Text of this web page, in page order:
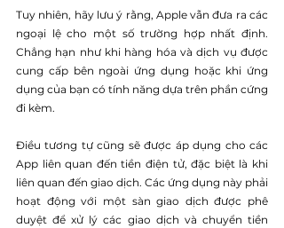
Tuy nhiên, hãy lưu ý rằng, Apple vẫn đưa ra các
ngoại lệ cho một số trường hợp nhất định.
Chẳng hạn như khi hàng hóa và dịch vụ được
cung cấp bên ngoài ứng dụng hoặc khi ứng
dụng của bạn có tính năng dựa trên phần cứng
đi kèm.
Điều tương tự cũng sẽ được áp dụng cho các
App liên quan đến tiền điện tử, đặc biệt là khi
liên quan đến giao dịch. Các ứng dụng này phải
hoạt động với một sàn giao dịch được phê
duyệt để xử lý các giao dịch và chuyển tiền